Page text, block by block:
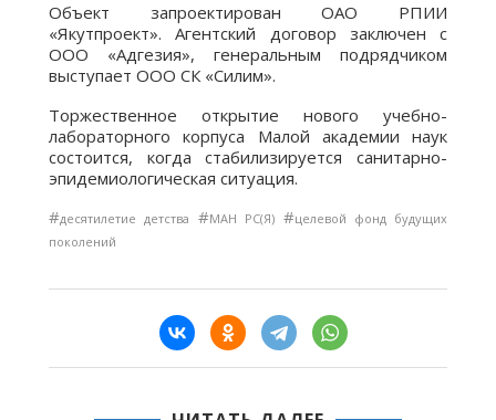
Объект запроектирован ОАО РПИИ
«Якутпроект». Агентский договор заключен с
ООО «Адгезия», генеральным подрядчиком
выступает ООО СК «Силим».
Торжественное открытие нового учебно-
лабораторного корпуса Малой академии наук
состоится, когда стабилизируется санитарно-
эпидемиологическая ситуация.
#десятилетие детства #МАН РС(Я) #целевой фонд будущих
поколений